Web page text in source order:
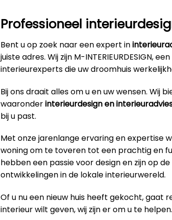
Professioneel
Bent u op zoek naar een expert in
juiste adres. Wij zijn M-INTERIEURDESIGN,
interieurexperts die uw droomhuis
Bij ons draait alles om u en uw wensen. Wij
waaronderinterieurdesign en
bij u past.
Met onze jarenlange ervaring en expertise
woning om te toveren tot een prachtig en
hebben een passie voor design en zijn op
ontwikkelingen in de lokale interieurwereld.
Of u nu een nieuw huis heeft gekocht, gaat
interieur wilt geven, wij zijn er om u te helpen.